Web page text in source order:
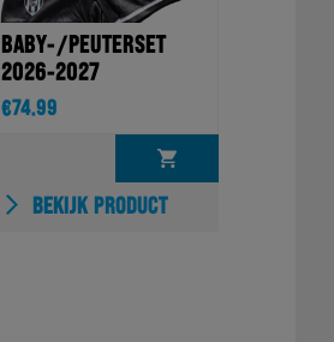
BABY-/PEUTERSET
2026-2027
€74.99
BEKIJK PRODUCT